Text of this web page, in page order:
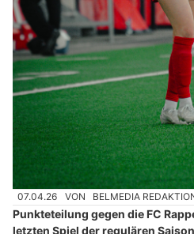
07.04.26 VON BELMEDIA
Punkteteilung gegen die FC
letzten Spiel der regulären